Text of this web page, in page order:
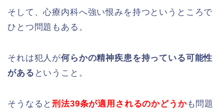
そして、心療内科へ強い恨みを持つというところで
ひとつ問題もある。
それは犯人が何らかの精神疾患を持っている可能性
がある ということ。
そうなると刑法39条が適用されるのかどうかも問題